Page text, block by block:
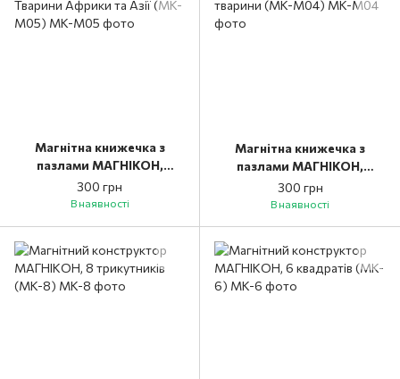
Магнітна книжечка з
пазлами МАГНІКОН,
Тварини Африки та Азії
(MK-М05)
300 грн
В наявності
Магнітна книжечка з
пазлами МАГНІКОН,
Свійські тварини (MK-
М04)
300 грн
В наявності